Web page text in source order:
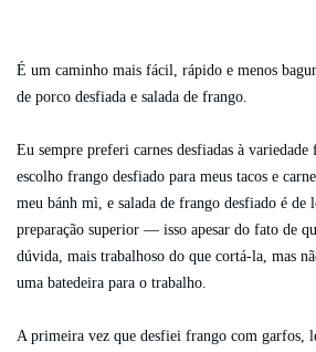
É um caminho mais fácil, rápido e menos
de porco desfiada e salada de frango.
Eu sempre preferi carnes desfiadas à
escolho frango desfiado para meus tacos e
meu bánh mì, e salada de frango desfiado é de
preparação superior — isso apesar do fato de
dúvida, mais trabalhoso do que cortá-la, mas
uma batedeira para o trabalho.
A primeira vez que desfiei frango com garfos,